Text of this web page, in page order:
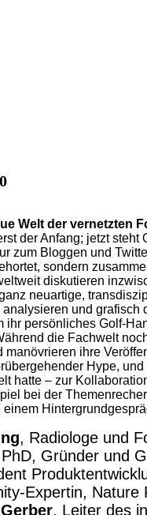
Welt der vernetzten
der Anfang; jetzt
zum Bloggen und
sondern
diskutieren
neuartige,
und grafisch
persönliches Golf-
die Fachwelt
ihre
Hype,
hatte – zur
bei der
, Radiologe und
Gründer und
Expertin, Nature
, Leiter des